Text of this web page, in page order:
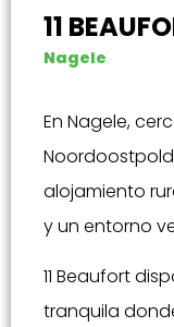
11
Nagele
En Nagele,
alojamiento
y un entorno
11 Beaufort
tranquila